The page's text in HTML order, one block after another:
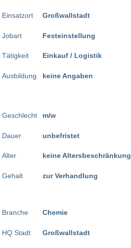
Einsatzort
Jobart
Tätigkeit
Ausbildung
Geschlecht
Dauer
Alter
Gehalt
Großwallstadt
Festeinstellung
Einkauf / Logistik
keine Angaben
m/w
unbefristet
keine Altersbeschränkung
zur Verhandlung
Branche
HQ Stadt
Chemie
Großwallstadt